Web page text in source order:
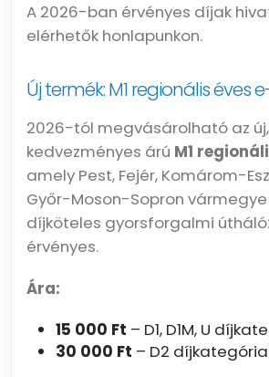
A 2026-ban érvényes díjak
elérhetők honlapunkon.
Új termék: M1 regionális éves
2026-tól megvásárolható az új,
kedvezményes árú M1
amely Pest, Fejér, Komárom-
Győr-Moson-Sopron
díjköteles gyorsforgalmi
érvényes.
Ára:
15 000 Ft – D1, D1M, U
30 000 Ft – D2 díjkategória